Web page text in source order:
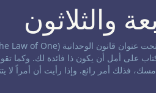
والثلاثون
على أمل أن يكون ذا فائدة لك. وكما
فذلك أمر رائع. وإذا رأيت أن أمراً